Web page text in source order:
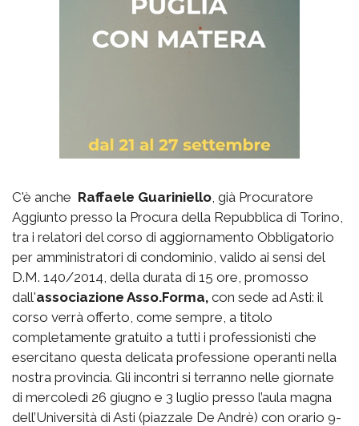
C'è anche Raffaele Guariniello , già Procuratore
Aggiunto presso la Procura della Repubblica di Torino,
tra i relatori del corso di aggiornamento Obbligatorio
per amministratori di condominio, valido ai sensi del
D.M. 140/2014, della durata di 15 ore, promosso
dall'associazione Asso.Forma, con sede ad Asti: il
corso verrà offerto, come sempre, a titolo
completamente gratuito a tutti i professionisti che
esercitano questa delicata professione operanti nella
nostra provincia. Gli incontri si terranno nelle giornate
di mercoledì 26 giugno e 3 luglio presso l’aula magna
dell’Università di Asti (piazzale De Andrè) con orario 9-